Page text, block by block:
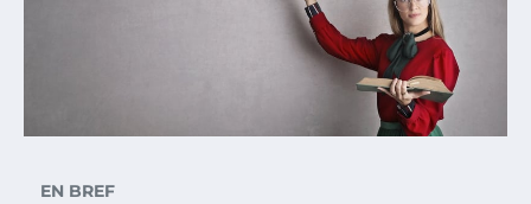
EN BREF